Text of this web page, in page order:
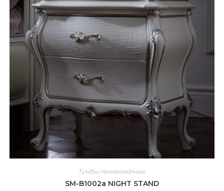
Тумбы прикроватные
SM-B1002a NIGHT STAND